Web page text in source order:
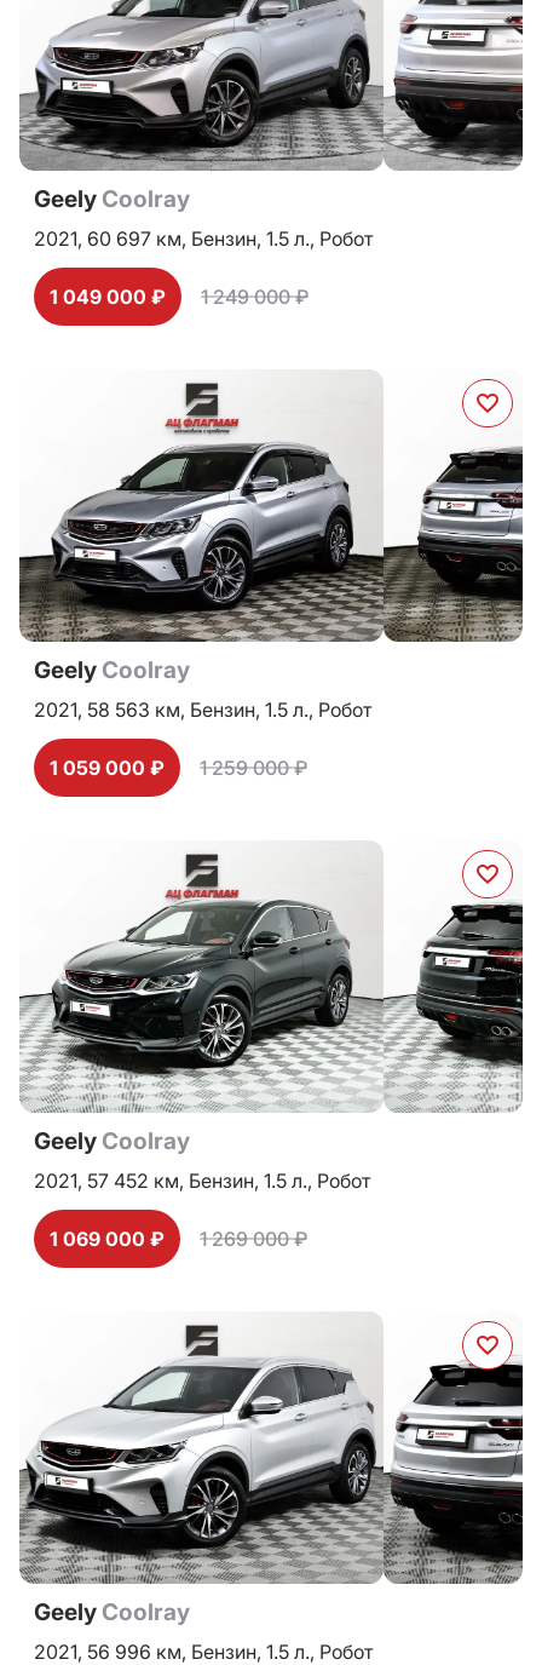
Geely Coolray
2021, 60 697 км, Бензин, 1.5 л., Робот
1 049 000 ₽ 1 249 000 ₽
Geely Coolray
2021, 58 563 км, Бензин, 1.5 л., Робот
1 059 000 ₽ 1 259 000 ₽
Geely Coolray
2021, 57 452 км, Бензин, 1.5 л., Робот
1 069 000 ₽ 1 269 000 ₽
Geely Coolray
2021, 56 996 км, Бензин, 1.5 л., Робот